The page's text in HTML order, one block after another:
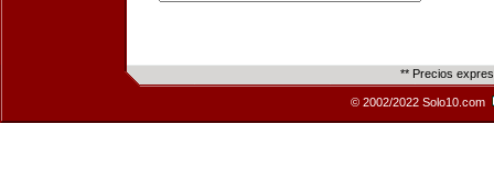
** Precios
© 2002/2022 Solo10.com